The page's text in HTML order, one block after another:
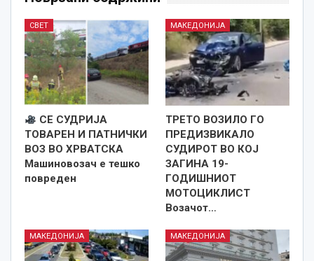
СВЕТ
СЕ СУДРИЈА
ТОВАРЕН И ПАТНИЧКИ
ВОЗ ВО ХРВАТСКА
Машиновозач е тешко
повреден
МАКЕДОНИЈА
ТРЕТО ВОЗИЛО ГО
ПРЕДИЗВИКАЛО
СУДИРОТ ВО КОЈ
ЗАГИНА 19-
ГОДИШНИОТ
МОТОЦИКЛИСТ
Возачот…
МАКЕДОНИЈА МАКЕДОНИЈА